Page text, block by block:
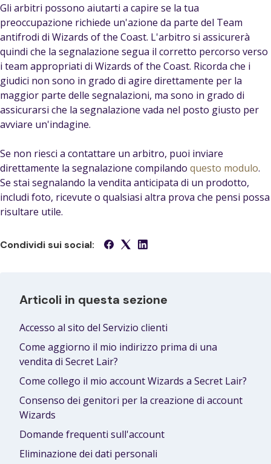
Gli arbitri possono aiutarti a capire se la tua
preoccupazione richiede un'azione da parte del Team
antifrodi di Wizards of the Coast. L'arbitro si assicurerà
quindi che la segnalazione segua il corretto percorso verso
i team appropriati di Wizards of the Coast. Ricorda che i
giudici non sono in grado di agire direttamente per la
maggior parte delle segnalazioni, ma sono in grado di
assicurarsi che la segnalazione vada nel posto giusto per
avviare un'indagine.
Se non riesci a contattare un arbitro, puoi inviare
direttamente la segnalazione compilando questo modulo.
Se stai segnalando la vendita anticipata di un prodotto,
includi foto, ricevute o qualsiasi altra prova che pensi possa
risultare utile.
Condividi sui social:
Articoli in questa sezione
Accesso al sito del Servizio clienti
Come aggiorno il mio indirizzo prima di una
vendita di Secret Lair?
Come collego il mio account Wizards a Secret Lair?
Consenso dei genitori per la creazione di account
Wizards
Domande frequenti sull'account
Eliminazione dei dati personali